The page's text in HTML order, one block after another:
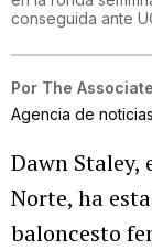
conseguida ante
Por The
Agencia de noticias
Dawn Staley,
Norte, ha
baloncesto